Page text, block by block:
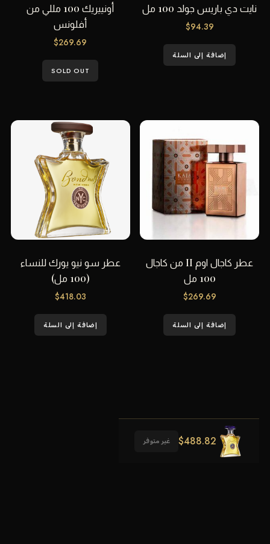
نايت دي باريس جولد 100 مل
$94.39
إضافة إلى السلة
أونييريك 100 مللي من
أفلونس
$269.69
SOLD OUT
عطر كاجال اوم II من كاجال
100 مل
$269.69
إضافة إلى السلة
عطر سو نيو يورك للنساء
(100 مل)
$418.03
إضافة إلى السلة
$488.82 غير متوفر